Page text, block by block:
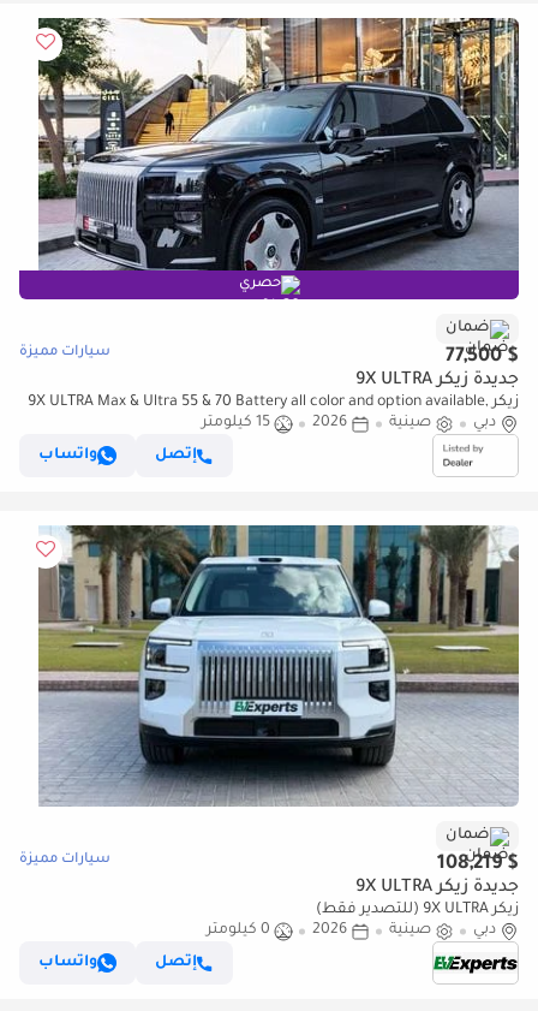
حصري
ضمان
$ 77,500 سيارات مميزة
جديدة زيكر 9X ULTRA
زيكر 9X ULTRA Max & Ultra 55 & 70 Battery all color and option available,
with warranty
دبي صينية 2026
15 كيلومتر
إتصل
واتساب
ضمان
$ 108,219 سيارات مميزة
جديدة زيكر 9X ULTRA
زيكر 9X ULTRA (للتصدير فقط)
دبي
صينية 2026
0 كيلومتر
إتصل
واتساب